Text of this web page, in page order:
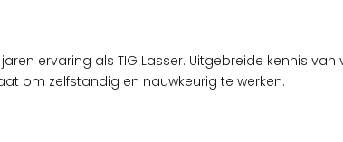
ervaring als TIG Lasser. Uitgebreide kennis
om zelfstandig en nauwkeurig te werken.